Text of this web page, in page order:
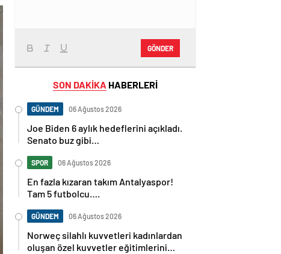
GÖNDER
SON DAKİKA HABERLERİ
GÜNDEM 06 Ağustos 2026
Joe Biden 6 aylık hedeflerini açıkladı.
Senato buz gibi…
SPOR 06 Ağustos 2026
En fazla kızaran takım Antalyaspor!
Tam 5 futbolcu….
GÜNDEM 06 Ağustos 2026
Norweç silahlı kuvvetleri kadınlardan
oluşan özel kuvvetler eğitimlerini